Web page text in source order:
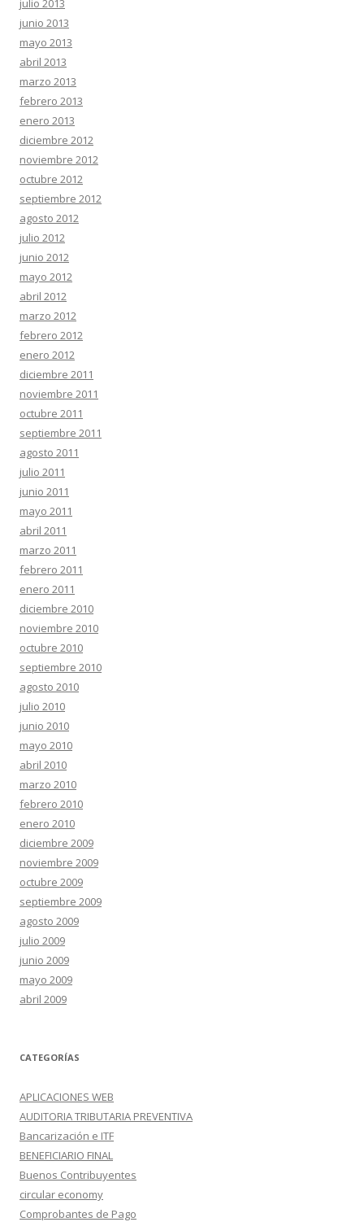
julio 2013
junio 2013
mayo 2013
abril 2013
marzo 2013
febrero 2013
enero 2013
diciembre 2012
noviembre 2012
octubre 2012
septiembre 2012
agosto 2012
julio 2012
junio 2012
mayo 2012
abril 2012
marzo 2012
febrero 2012
enero 2012
diciembre 2011
noviembre 2011
octubre 2011
septiembre 2011
agosto 2011
julio 2011
junio 2011
mayo 2011
abril 2011
marzo 2011
febrero 2011
enero 2011
diciembre 2010
noviembre 2010
octubre 2010
septiembre 2010
agosto 2010
julio 2010
junio 2010
mayo 2010
abril 2010
marzo 2010
febrero 2010
enero 2010
diciembre 2009
noviembre 2009
octubre 2009
septiembre 2009
agosto 2009
julio 2009
junio 2009
mayo 2009
abril 2009
CATEGORÍAS
APLICACIONES WEB
AUDITORIA TRIBUTARIA PREVENTIVA
Bancarización e ITF
BENEFICIARIO FINAL
Buenos Contribuyentes
circular economy
Comprobantes de Pago